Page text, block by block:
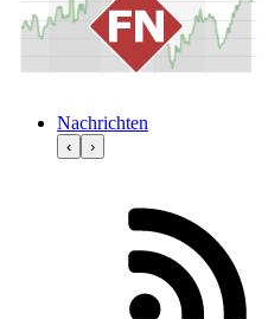
Nachrichten
‹ ›